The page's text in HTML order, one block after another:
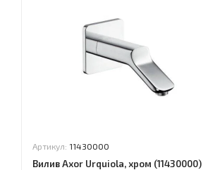
Артикул: 11430000
Вилив Axor Urquiola, хром (11430000)